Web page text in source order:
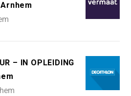
– IN OPLEIDING